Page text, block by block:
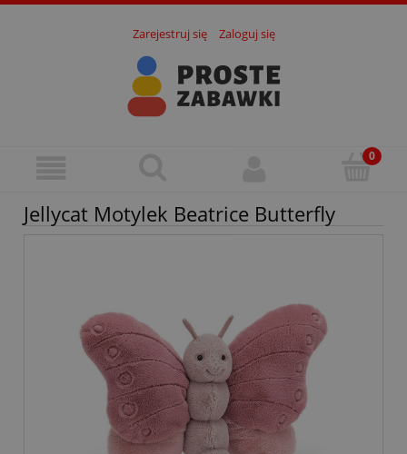
Zarejestruj się Zaloguj się
Jellycat Motylek Beatrice Butterfly